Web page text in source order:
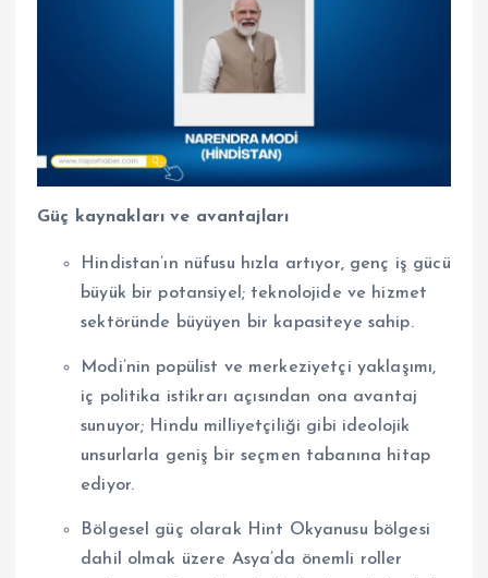
Güç kaynakları ve avantajları
Hindistan’ın nüfusu hızla artıyor, genç iş gücü
büyük bir potansiyel; teknolojide ve hizmet
sektöründe büyüyen bir kapasiteye sahip.
Modi’nin popülist ve merkeziyetçi yaklaşımı,
iç politika istikrarı açısından ona avantaj
sunuyor; Hindu milliyetçiliği gibi ideolojik
unsurlarla geniş bir seçmen tabanına hitap
ediyor.
Bölgesel güç olarak Hint Okyanusu bölgesi
dahil olmak üzere Asya’da önemli roller